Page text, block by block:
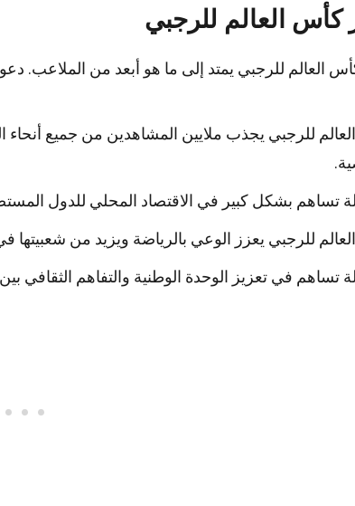
كأس العالم للرجبي
كأس العالم للرجبي يمتد إلى ما هو أبعد من الملاعب.
للرجبي يجذب ملايين المشاهدين من جميع أنحاء
تساهم بشكل كبير في الاقتصاد المحلي للدول
للرجبي يعزز الوعي بالرياضة ويزيد من شعبيتها
تساهم في تعزيز الوحدة الوطنية والتفاهم الثقافي